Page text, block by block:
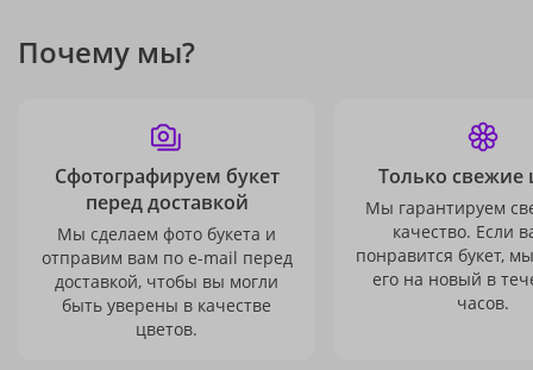
Почему мы?
Сфотографируем букет
перед доставкой
Мы сделаем фото букета и
отправим вам по e-mail перед
доставкой, чтобы вы могли
быть уверены в качестве
цветов.
Только свежие
Мы гарантируем
качество. Если
понравится букет,
его на новый в
часов.